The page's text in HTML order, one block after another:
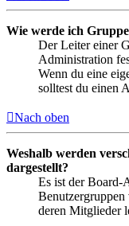
Wie werde ich
Der Leiter einer
Administration
Wenn du eine
solltest du einen
Nach oben
Weshalb werden
dargestellt?
Es ist der Board-
Benutzergruppen
deren Mitglieder